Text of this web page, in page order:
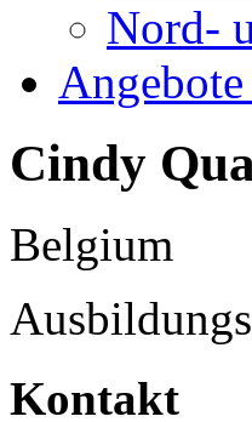
Nord-
Cindy
Belgium
Kontakt